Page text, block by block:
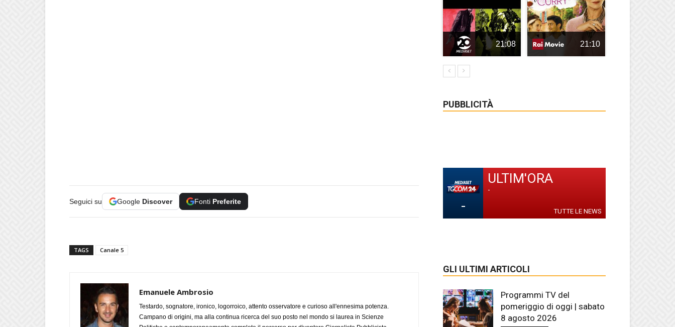
Seguici su Google Discover Fonti Preferite
TAGS Canale 5
Emanuele Ambrosio
Testardo, sognatore, ironico, logorroico, attento osservatore e curioso all'ennesima potenza.
Campano di origini, ma alla continua ricerca del suo posto nel mondo si laurea in Scienze
21:08 21:10
PUBBLICITÀ
-
ULTIM'ORA
-
TUTTE LE NEWS
GLI ULTIMI ARTICOLI
Programmi TV del
pomeriggio di oggi | sabato
8 agosto 2026